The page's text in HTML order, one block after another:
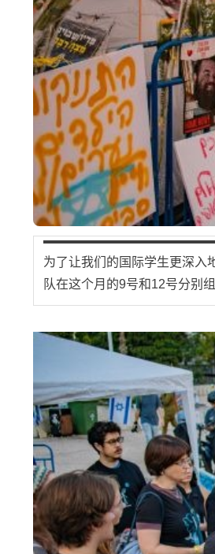
为了让我们的国际学生更深入
队在这个月的9号和12号分别